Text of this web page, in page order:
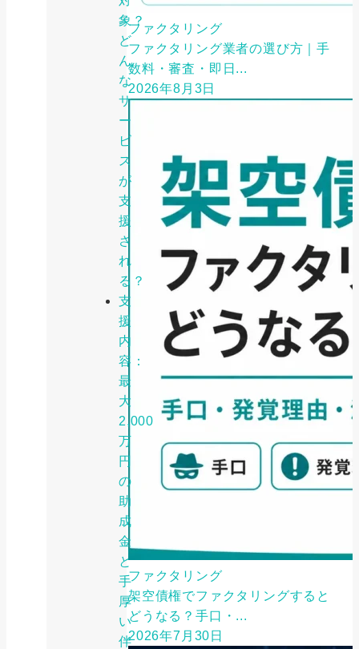
象？
ど
ん
な
サ
ー
ビ
ス
が
支
援
さ
れ
る？
支
援
内
容：
最
大
2,000
万
円
の
助
成
金
と
手
厚
い
伴
ファクタリング
ファクタリング業者の選び方｜手
数料・審査・即日...
2026年8月3日
ファクタリング
架空債権でファクタリングすると
どうなる？手口・...
2026年7月30日